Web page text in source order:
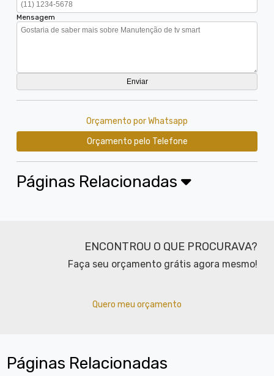
Mensagem
Orçamento por Whatsapp
Orçamento pelo Telefone
Páginas Relacionadas
ENCONTROU O QUE PROCURAVA?
Faça seu orçamento grátis agora mesmo!
Quero meu orçamento
Páginas Relacionadas